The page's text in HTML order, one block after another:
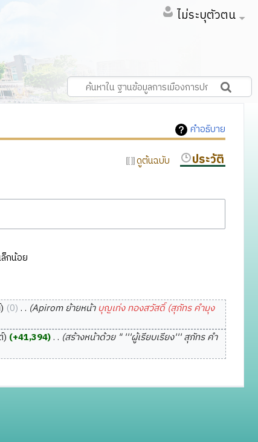
ไม่ระบุตัวตน
คำอธิบาย
ดูต้นฉบับ ประวัติ
กน้อย
0 ‎ Apirom ย้ายหน้า บุญเท่ง ทองสวัสดิ์ (สุภัทร คำมุง
+41,394 ‎
สร้างหน้าด้วย " '''ผู้เรียบเรียง''' สุภัทร คำ